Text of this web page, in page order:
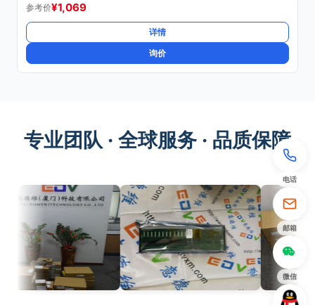
参考价¥1,069
详情
询价
专业团队 · 全球服务 · 品质保障
电话
邮箱
微信